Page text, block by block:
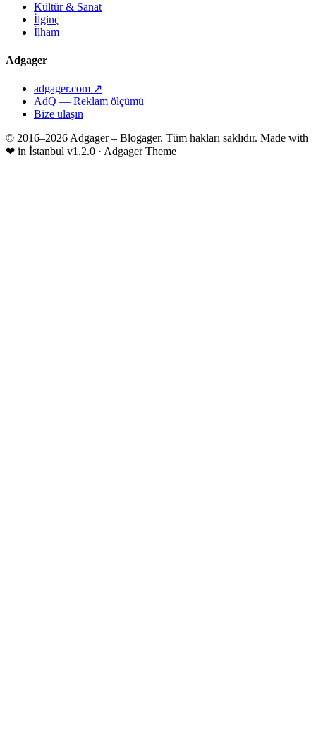
Kültür & Sanat
İlginç
İlham
Adgager
adgager.com ↗
AdQ — Reklam ölçümü
Bize ulaşın
© 2016–2026 Adgager – Blogager. Tüm hakları saklıdır. Made with
❤ in İstanbul v1.2.0 · Adgager Theme